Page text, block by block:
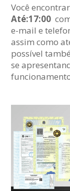
Você
Até:17:00
e-maile
assim como
possível
se